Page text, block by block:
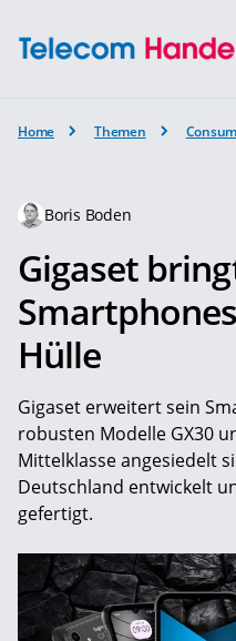
Home Themen
Boris Boden
Gigaset
Hülle
Gigaset erweitert sein
robusten Modelle GX30
Mittelklasse angesiedelt
Deutschland entwickelt
gefertigt.